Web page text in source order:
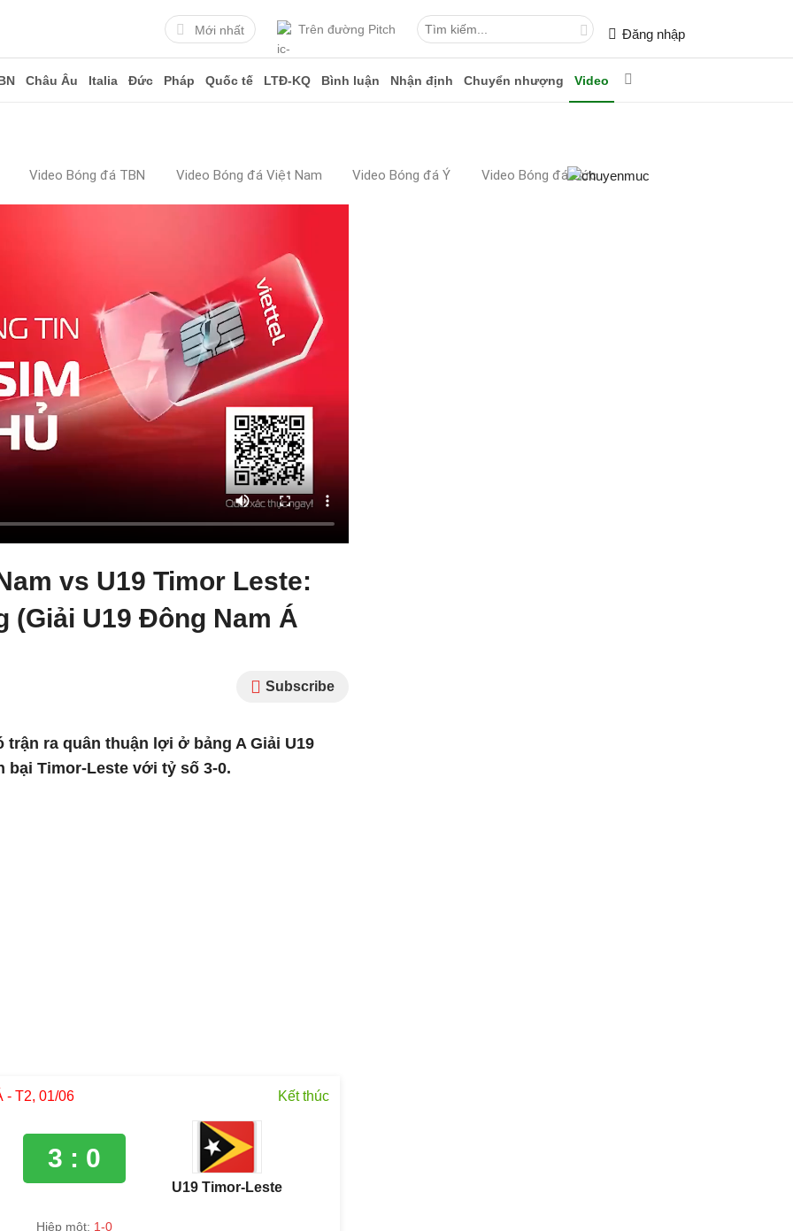
Mới nhất Trên đường Pitch Đăng nhập
Châu Âu Italia Đức Pháp Quốc tế LTĐ-KQ Bình luận Nhận định Chuyển nhượng Video
Video Bóng đá TBN Video Bóng đá Việt Nam Video Bóng đá Ý Video Bóng đá Đức
vs U19 Timor Leste:
U19 Đông Nam Á
Subscribe
trận ra quân thuận lợi ở bảng A Giải U19
bại Timor-Leste với tỷ số 3-0.